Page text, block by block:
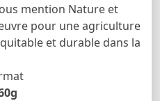
mention Nature et
pour une agriculture
et durable dans la